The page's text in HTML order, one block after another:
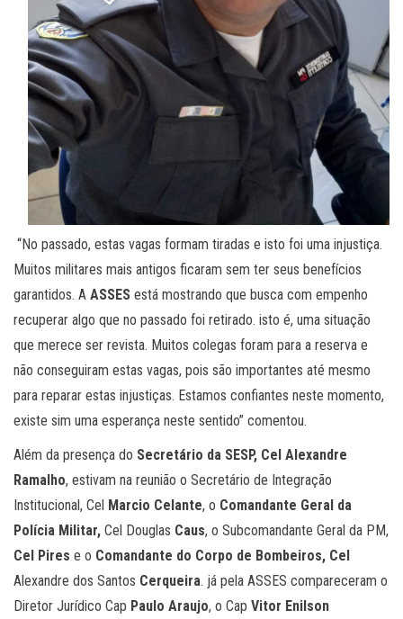
“No passado, estas vagas formam tiradas e isto foi uma injustiça.
Muitos militares mais antigos ficaram sem ter seus benefícios
garantidos. A ASSES está mostrando que busca com empenho
recuperar algo que no passado foi retirado. isto é, uma situação
que merece ser revista. Muitos colegas foram para a reserva e
não conseguiram estas vagas, pois são importantes até mesmo
para reparar estas injustiças. Estamos confiantes neste momento,
existe sim uma esperança neste sentido” comentou.
Além da presença do Secretário da SESP, Cel Alexandre
Ramalho, estivam na reunião o Secretário de Integração
Institucional, Cel Marcio Celante, o Comandante Geral da
Polícia Militar, Cel Douglas Caus, o Subcomandante Geral da PM,
Cel Pires e o Comandante do Corpo de Bombeiros, Cel
Alexandre dos Santos Cerqueira. já pela ASSES compareceram o
Diretor Jurídico Cap Paulo Araujo, o Cap Vitor Enilson